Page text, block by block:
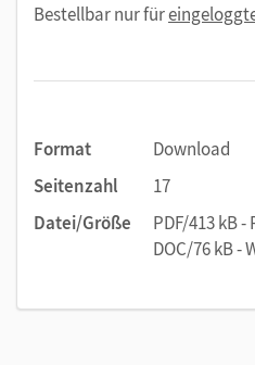
Bestellbar nur für
Format
Download
Seitenzahl
17
Datei/Größe
PDF/413 kB -
DOC/76 kB -